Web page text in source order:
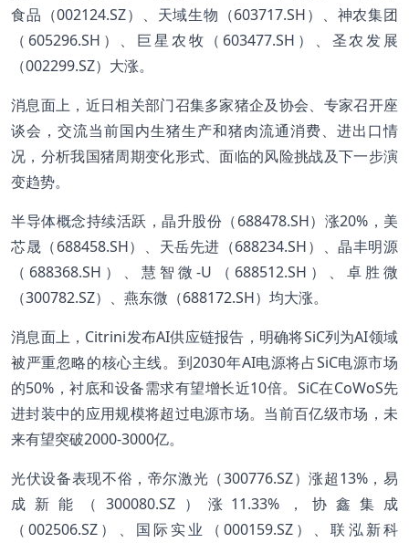
食品（002124.SZ）、天域生物（603717.SH）、神农集团
（605296.SH）、巨星农牧（603477.SH）、圣农发展
（002299.SZ）大涨。
消息面上，近日相关部门召集多家猪企及协会、专家召开座
谈会，交流当前国内生猪生产和猪肉流通消费、进出口情
况，分析我国猪周期变化形式、面临的风险挑战及下一步演
变趋势。
半导体概念持续活跃，晶升股份（688478.SH）涨20%，美
芯晟（688458.SH）、天岳先进（688234.SH）、晶丰明源
（688368.SH）、慧智微-U（688512.SH）、卓胜微
（300782.SZ）、燕东微（688172.SH）均大涨。
消息面上，Citrini发布AI供应链报告，明确将SiC列为AI领域
被严重忽略的核心主线。到2030年AI电源将占SiC电源市场
的50%，衬底和设备需求有望增长近10倍。SiC在CoWoS先
进封装中的应用规模将超过电源市场。当前百亿级市场，未
来有望突破2000-3000亿。
光伏设备表现不俗，帝尔激光（300776.SZ）涨超13%，易
成新能（300080.SZ）涨11.33%，协鑫集成
（002506.SZ）、国际实业（000159.SZ）、联泓新科